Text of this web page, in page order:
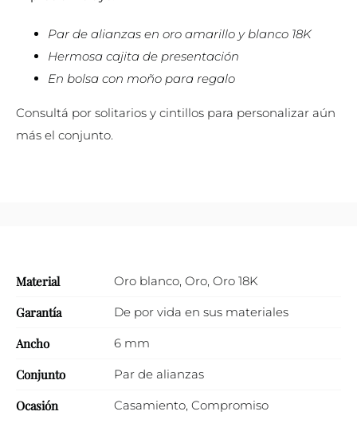
Par de alianzas en oro amarillo y blanco 18K
Hermosa cajita de presentación
En bolsa con moño para regalo
Consultá por solitarios y cintillos para personalizar aún
más el conjunto.
Material Oro blanco, Oro, Oro 18K
Garantía De por vida en sus materiales
Ancho 6 mm
Conjunto Par de alianzas
Ocasión Casamiento, Compromiso